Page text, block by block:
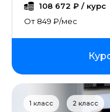
108 672 ₽ / курс
От 849 ₽/мес
1 класс 2 класс